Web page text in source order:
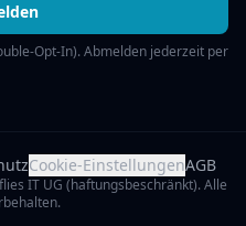
Opt-In). Abmelden jederzeit per
Cookie-EinstellungenAGB
IT UG (haftungsbeschränkt). Alle